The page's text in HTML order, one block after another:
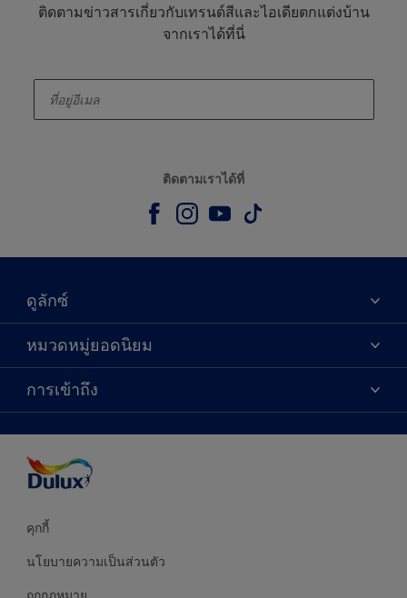
ติดตามข่าวสารเกี่ยวกับเทรนด์สีและไอเดียตกแต่งบ้าน
จากเราได้ที่นี่
ติดตามเราได้ที่
ดูลักซ์
เกี่ยวกับดูลักซ์
ติดต่อเรา
ค้นหาร้านค้า
หมวดหมู่ยอดนิยม
ผลิตภัณฑ์
ไอเดียการตกแต่ง
คำแนะนำจากผู้เชี่ยวชาญ
บริการออกแบบสี
การเข้าถึง
คุกกี้
นโยบายความเป็นส่วนตัว
ถูกกฎหมาย